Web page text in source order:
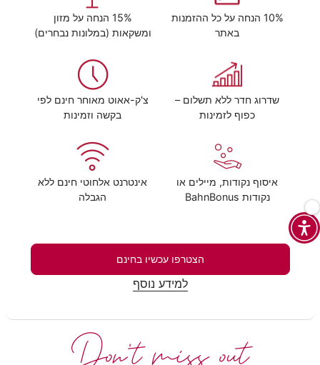
10% הנחה על כל ההזמנות
באתר
15% הנחה על מזון
ומשקאות (במלונות נבחרים)
שדרוג חדר ללא תשלום –
כפוף לזמינות
צ'ק-אאוט מאוחר חינם לפי
בקשה וזמינות
איסוף נקודות, מיילים או
נקודות BahnBonus
אינטרנט אלחוטי חינם ללא
הגבלה
הצטרפו עכשיו בחינם
למידע נוסף